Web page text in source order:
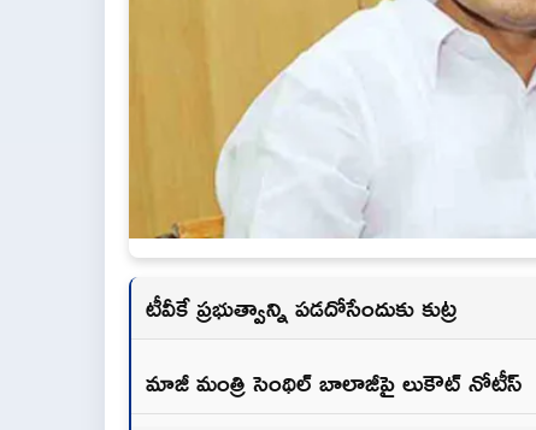
టీవీకే ప్రభుత్వాన్ని పడదోసేందుకు కుట్ర
మాజీ మంత్రి సెంథిల్ బాలాజీపై లుకౌట్ నోటీస్